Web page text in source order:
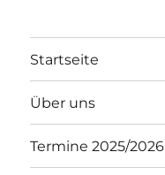
Startseite
Über uns
Termine 2025/2026